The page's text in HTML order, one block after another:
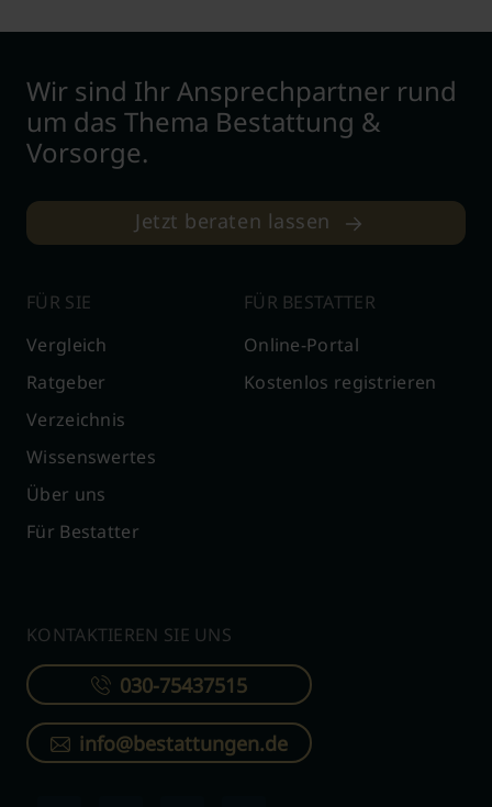
Wir sind Ihr Ansprechpartner rund
um das Thema Bestattung &
Vorsorge.
Jetzt beraten lassen
FÜR SIE
Vergleich
Ratgeber
Verzeichnis
Wissenswertes
Über uns
Für Bestatter
FÜR BESTATTER
Online-Portal
Kostenlos registrieren
KONTAKTIEREN SIE UNS
030-75437515
info@bestattungen.de